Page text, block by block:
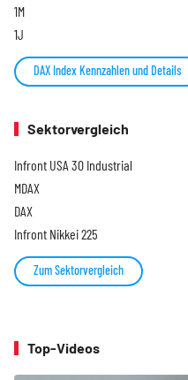
1M
1J
DAX Index Kennzahlen und Details
Sektorvergleich
Infront USA 30 Industrial
MDAX
DAX
Infront Nikkei 225
Zum Sektorvergleich
Top-Videos